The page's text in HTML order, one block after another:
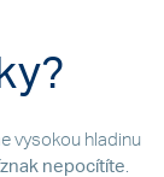
vysokou hladinu
nepocítíte